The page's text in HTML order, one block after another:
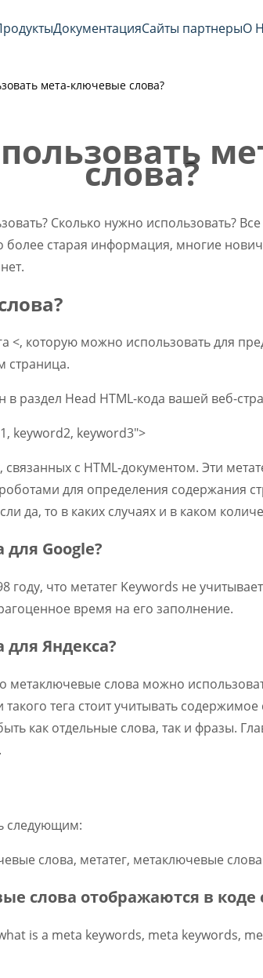
ДокументацияСайты партнерыО
мета-ключевые слова?
слова?
Сколько нужно использовать?
более старая информация, многие
<, которую можно использовать для
страница.
раздел Head HTML-кода вашей веб-
keyword2, keyword3">
с HTML-документом. Эти
для определения содержания
да, то в каких случаях и в каком
Google?
году, что метатег Keywords не
время на его заполнение.
Яндекса?
метаключевые слова можно
тега стоит учитывать
как отдельные слова, так и фразы.
следующим:
слова, метатег, метаключевые
слова отображаются в коде
is a meta keywords, meta keywords,